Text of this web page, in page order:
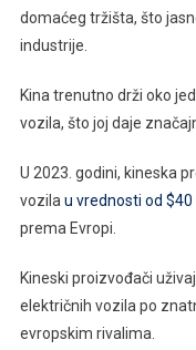
domaćeg tržišta, što
industrije.
Kina trenutno drži oko
vozila, što joj daje
U 2023. godini, kineska
vozila u vrednosti od
prema Evropi.
Kineski proizvođači
električnih vozila po
evropskim rivalima.